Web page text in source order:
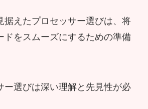
据えたプロセッサー選びは、将
ドをスムーズにするための準備
ー選びは深い理解と先見性が必